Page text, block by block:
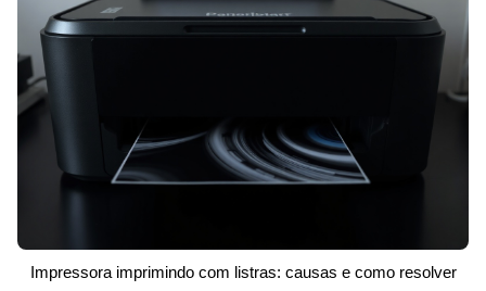
Impressora imprimindo com listras: causas e como resolver